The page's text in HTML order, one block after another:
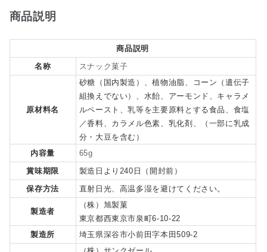
商品説明
商品説明
名称
スナック菓子
原材料名
砂糖（国内製造）、植物油脂、コーン（遺伝子
組換えでない）、水飴、アーモンド、キャラメ
ルペースト、乳等を主要原料とする食品、食塩
／香料、カラメル色素、乳化剤、（一部に乳成
分・大豆を含む）
内容量
65g
賞味期限
製造日より240日（開封前）
保存方法
直射日光、高温多湿を避けてください。
製造者
（株）旭製菓
東京都西東京市泉町6-10-22
製造所
埼玉県深谷市小前田字本田509-2